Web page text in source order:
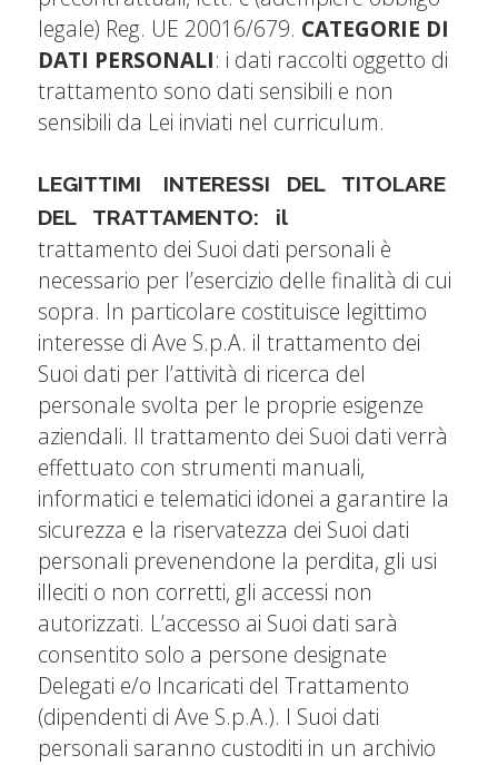
legale) Reg. UE 20016/679. CATEGORIE DI
DATI PERSONALI: i dati raccolti oggetto di
trattamento sono dati sensibili e non
sensibili da Lei inviati nel curriculum.
LEGITTIMI INTERESSI DEL TITOLARE
DEL TRATTAMENTO: il
trattamento dei Suoi dati personali è
necessario per l’esercizio delle finalità di cui
sopra. In particolare costituisce legittimo
interesse di Ave S.p.A. il trattamento dei
Suoi dati per l’attività di ricerca del
personale svolta per le proprie esigenze
aziendali. Il trattamento dei Suoi dati verrà
effettuato con strumenti manuali,
informatici e telematici idonei a garantire la
sicurezza e la riservatezza dei Suoi dati
personali prevenendone la perdita, gli usi
illeciti o non corretti, gli accessi non
autorizzati. L’accesso ai Suoi dati sarà
consentito solo a persone designate
Delegati e/o Incaricati del Trattamento
(dipendenti di Ave S.p.A.). I Suoi dati
personali saranno custoditi in un archivio